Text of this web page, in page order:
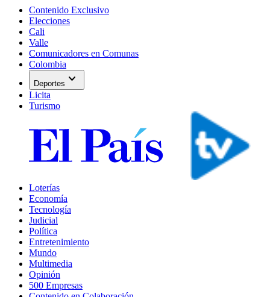
Contenido Exclusivo
Elecciones
Cali
Valle
Comunicadores en Comunas
Colombia
Deportes expand_more
Licita
Turismo
Loterías
Economía
Tecnología
Judicial
Política
Entretenimiento
Mundo
Multimedia
Opinión
500 Empresas